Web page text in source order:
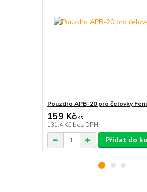
Pouzdro APB-20 pro čelovky
159 Kč/ks
131,4 Kč bez DPH
Přidat do